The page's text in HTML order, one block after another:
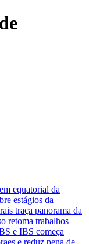
equatorial da
estágios da
traça panorama da
retoma trabalhos
e IBS começa
e reduz pena de